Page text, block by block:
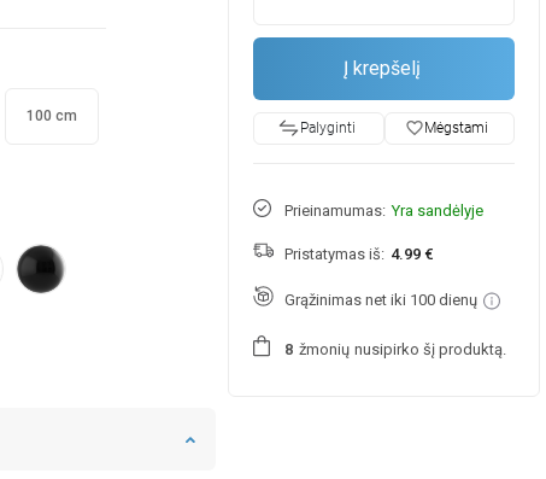
100 cm
Į krepšelį
Palyginti favorite_borderMėgstami
Prieinamumas: Yra sandėlyje
Pristatymas iš: 4.99 €
Grąžinimas net iki 100 dienų
8 žmonių nusipirko šį produktą.